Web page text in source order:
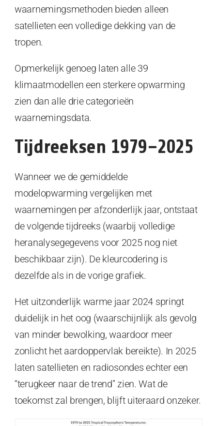
waarnemingsmethoden bieden alleen
satellieten een volledige dekking van de
tropen.
Opmerkelijk genoeg laten alle 39
klimaatmodellen een sterkere opwarming
zien dan alle drie categorieën
waarnemingsdata.
Tijdreeksen 1979–2025
Wanneer we de gemiddelde
modelopwarming vergelijken met
waarnemingen per afzonderlijk jaar, ontstaat
de volgende tijdreeks (waarbij volledige
heranalysegegevens voor 2025 nog niet
beschikbaar zijn). De kleurcodering is
dezelfde als in de vorige grafiek.
Het uitzonderlijk warme jaar 2024 springt
duidelijk in het oog (waarschijnlijk als gevolg
van minder bewolking, waardoor meer
zonlicht het aardoppervlak bereikte). In 2025
laten satellieten en radiosondes echter een
“terugkeer naar de trend” zien. Wat de
toekomst zal brengen, blijft uiteraard onzeker.